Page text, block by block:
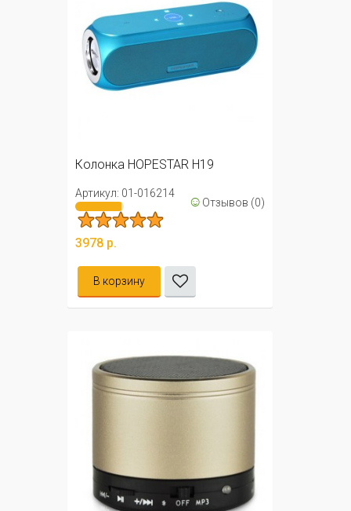
Колонка HOPESTAR H19
Артикул: 01-016214 ☺ Отзывов (0)
3978 р.
В корзину